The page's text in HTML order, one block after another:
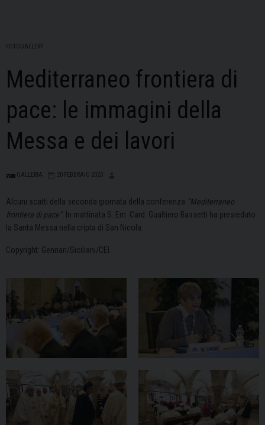
FOTOGALLERY
Mediterraneo frontiera di
pace: le immagini della
Messa e dei lavori
GALLERIA 20 FEBBRAIO 2020
Alcuni scatti della seconda giornata della conferenza “Mediterraneo
frontiera di pace”. In mattinata S. Em. Card. Gualtiero Bassetti ha presieduto
la Santa Messa nella cripta di San Nicola.
Copyright: Gennari/Siciliani/CEI.